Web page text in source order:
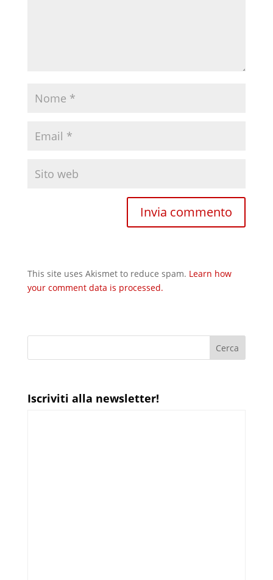
This site uses Akismet to reduce spam. Learn how
your comment data is processed.
Iscriviti alla newsletter!